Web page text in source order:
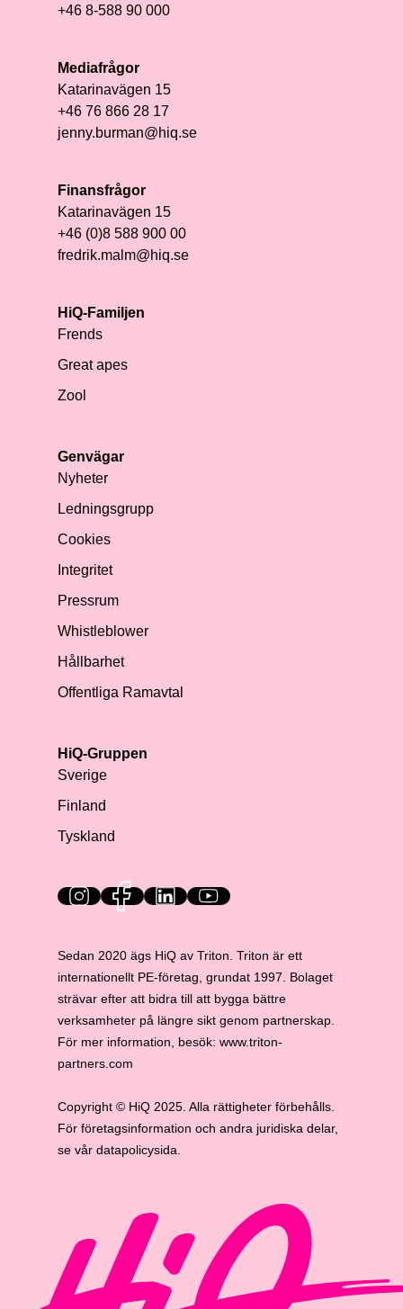
+46 8-588 90 000
Mediafrågor
Katarinavägen 15
+46 76 866 28 17
jenny.burman@hiq.se
Finansfrågor
Katarinavägen 15
+46 (0)8 588 900 00
fredrik.malm@hiq.se
HiQ-Familjen
Frends
Great apes
Zool
Genvägar
Nyheter
Ledningsgrupp
Cookies
Integritet
Pressrum
Whistleblower
Hållbarhet
Offentliga Ramavtal
HiQ-Gruppen
Sverige
Finland
Tyskland
HiQ on social media
Sedan 2020 ägs HiQ av Triton. Triton är ett
internationellt PE-företag, grundat 1997. Bolaget
strävar efter att bidra till att bygga bättre
verksamheter på längre sikt genom partnerskap.
För mer information, besök: www.triton-
partners.com
Copyright © HiQ 2025. Alla rättigheter förbehålls.
För företagsinformation och andra juridiska delar,
se vår datapolicysida.